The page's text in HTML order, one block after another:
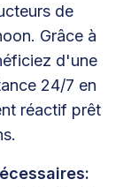
de
Grâce à
d'une
24/7 en
réactif prêt